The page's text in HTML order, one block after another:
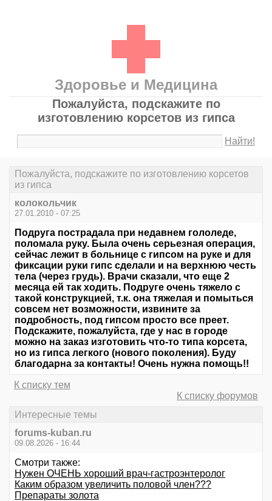
Здоровье и Медицина
Пожалуйста, подскажите по
изготовлению корсетов из гипса
Найти!
Пожалуйста, подскажите по изготовлению корсетов
из гипса
колокольчик
27.01.2010 - 07:25
Подруга пострадала при недавнем гололеде,
поломала руку. Была очень серьезная операция,
сейчас лежит в больнице с гипсом на руке и для
фиксации руки гипс сделали и на верхнюю честь
тела (через грудь). Врачи сказали, что еще 2
месяца ей так ходить. Подруге очень тяжело с
такой конструкцией, т.к. она тяжелая и помыться
совсем нет возможности, извините за
подробность, под гипсом просто все преет.
Подскажите, пожалуйста, где у нас в городе
можно на заказ изготовить что-то типа корсета,
но из гипса легкого (нового поколения). Буду
благодарна за контакты! Очень нужна помощь!!
К списку тем
К списку форумов
Интересные темы
forums-kuban.ru
09.08.2026 - 16:44
Смотри также:
Нужен ОЧЕНЬ хороший врач-гастроэнтеролог
Каким образом увеличить половой член???
Препараты золота